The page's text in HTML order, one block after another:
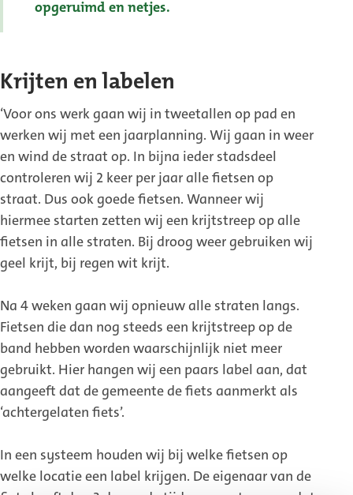
opgeruimd en netjes.
Krijten en labelen
‘Voor ons werk gaan wij in tweetallen op pad en
werken wij met een jaarplanning. Wij gaan in weer
en wind de straat op. In bijna ieder stadsdeel
controleren wij 2 keer per jaar alle fietsen op
straat. Dus ook goede fietsen. Wanneer wij
hiermee starten zetten wij een krijtstreep op alle
fietsen in alle straten. Bij droog weer gebruiken wij
geel krijt, bij regen wit krijt.
Na 4 weken gaan wij opnieuw alle straten langs.
Fietsen die dan nog steeds een krijtstreep op de
band hebben worden waarschijnlijk niet meer
gebruikt. Hier hangen wij een paars label aan, dat
aangeeft dat de gemeente de fiets aanmerkt als
‘achtergelaten fiets’.
In een systeem houden wij bij welke fietsen op
welke locatie een label krijgen. De eigenaar van de